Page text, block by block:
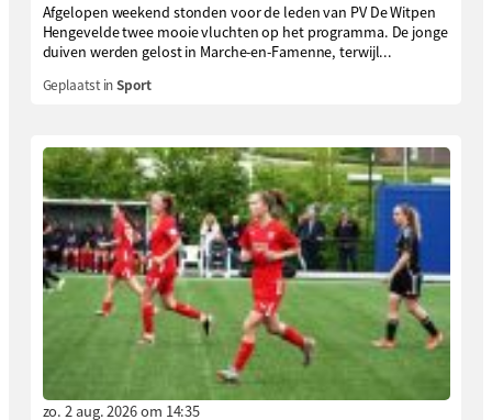
Afgelopen weekend stonden voor de leden van PV De Witpen
Hengevelde twee mooie vluchten op het programma. De jonge
duiven werden gelost in Marche-en-Famenne, terwijl...
Geplaatst inSport
zo. 2 aug. 2026 om 14:35